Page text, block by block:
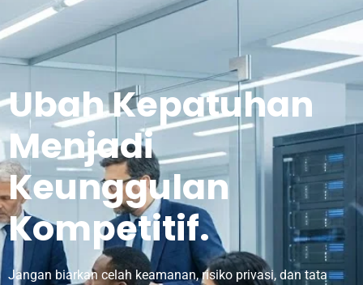
Ubah Kepatuhan
Menjadi
Keunggulan
Kompetitif.
Jangan biarkan celah keamanan, risiko privasi, dan tata